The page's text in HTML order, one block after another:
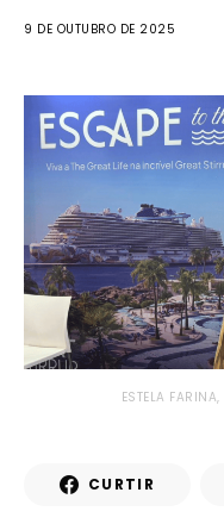
9 DE OUTUBRO DE 2025
ESTELA
CURTIR